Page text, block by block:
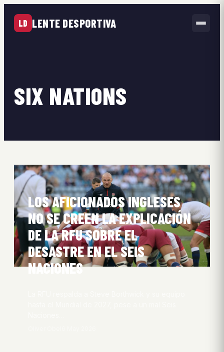
LD LENTE DESPORTIVA
SIX NATIONS
LOS AFICIONADOS INGLESES
NO SE CREEN LA EXPLICACIÓN
DE LA RFU SOBRE EL
DESASTRE EN EL SEIS
NACIONES